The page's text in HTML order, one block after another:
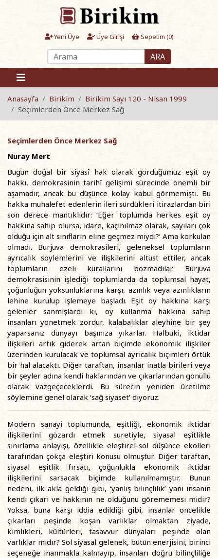
Yeni Üye Üye Girişi Sepetim (0)
ARA
Anasayfa Birikim
Birikim Sayı 120 - Nisan 1999
Seçimlerden Önce Merkez Sağ
Seçimlerden Önce Merkez Sağ
Nuray Mert
Bugün doğal bir siyasî hak olarak gördüğümüz eşit oy
hakkı, demokrasinin tarihî gelişimi sürecinde önemli bir
aşamadır, ancak bu düşünce kolay kabul görmemişti. Bu
hakka muhalefet edenlerin ileri sürdükleri itirazlardan biri
son derece mantıklıdır: ‘Eğer toplumda herkes eşit oy
hakkına sahip olursa, idare, kaçınılmaz olarak, sayıları çok
olduğu için alt sınıfların eline geçmez miydi?’ Ama korkulan
olmadı. Burjuva demokrasileri, geleneksel toplumların
ayrıcalık söylemlerini ve ilişkilerini altüst ettiler, ancak
toplumların ezeli kurallarını bozmadılar. Burjuva
demokrasisinin işlediği toplumlarda da toplumsal hayat,
çoğunluğun yoksunluklarına karşı, azınlık veya azınlıkların
lehine kurulup işlemeye başladı. Eşit oy hakkına karşı
gelenler sanmışlardı ki, oy kullanma hakkına sahip
insanları yönetmek zordur, kalabalıklar aleyhine bir şey
yaparsanız dünyayı başınıza yıkarlar. Halbuki, iktidar
ilişkileri artık giderek artan biçimde ekonomik ilişkiler
üzerinden kurulacak ve toplumsal ayrıcalık biçimleri örtük
bir hal alacaktı. Diğer taraftan, insanlar inatla birileri veya
bir şeyler adına kendi haklarından ve çıkarlarından gönüllü
olarak vazgeçeceklerdi. Bu sürecin yeniden üretilme
söylemine genel olarak ‘sağ siyaset’ diyoruz.
Modern sanayi toplumunda, eşitliği, ekonomik iktidar
ilişkilerini gözardı etmek suretiyle, siyasal eşitlikle
sınırlama anlayışı, özellikle eleştirel-sol düşünce ekolleri
tarafından çokça eleştiri konusu olmuştur. Diğer taraftan,
siyasal eşitlik fırsatı, çoğunlukla ekonomik iktidar
ilişkilerini sarsacak biçimde kullanılmamıştır. Bunun
nedeni, ilk akla geldiği gibi, ‘yanlış bilinçlilik’ yani insanın
kendi çıkarı ve hakkının ne olduğunu görememesi midir?
Yoksa, buna karşı iddia edildiği gibi, insanlar öncelikle
çıkarları peşinde koşan varlıklar olmaktan ziyade,
kimlikleri, kültürleri, tasavvur dünyaları peşinde olan
varlıklar mıdır? Sol siyasal gelenek, bütün enerjisini, birinci
seçeneğe inanmakla kalmayıp, insanları doğru bilinçliliğe